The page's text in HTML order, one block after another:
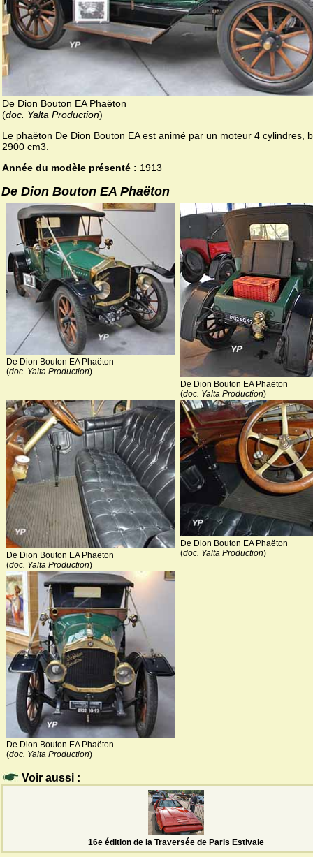
De Dion Bouton EA Phaëton
(doc. Yalta Production)
Le phaëton De Dion Bouton EA est animé par un moteur 4 cylindres,
2900 cm3.
Année du modèle présenté : 1913
De Dion Bouton EA Phaëton
De Dion Bouton EA Phaëton
(doc. Yalta Production)
De Dion Bouton EA Phaëton
(doc. Yalta Production)
De Dion Bouton EA Phaëton
(doc. Yalta Production)
De Dion Bouton EA Phaëton
(doc. Yalta Production)
De Dion Bouton EA Phaëton
(doc. Yalta Production)
Voir aussi :
16e édition de la Traversée de Paris Estivale